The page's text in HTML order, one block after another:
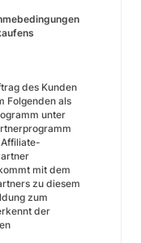
des Kunden
Folgenden als
unter
mit dem
zu diesem
zum
der